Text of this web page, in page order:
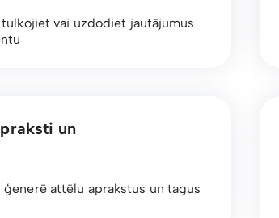
vai uzdodiet jautājumus
un
attēlu aprakstus un tagus